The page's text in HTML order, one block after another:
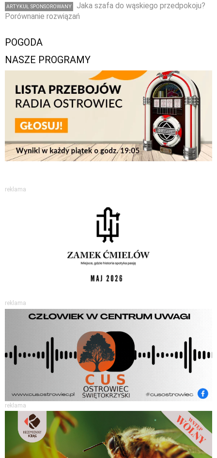
ARTYKUŁ SPONSOROWANY
Jaka szafa do wąskiego przedpokoju?
Porównanie rozwiązań
POGODA
NASZE PROGRAMY
reklama
reklama
reklama